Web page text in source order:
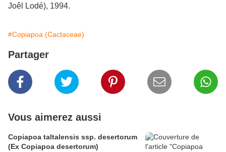
Joêl Lodé), 1994.
#Copiapoa (Cactaceae)
Partager
Vous aimerez aussi
Copiapoa taltalensis ssp. desertorum
(Ex Copiapoa desertorum)